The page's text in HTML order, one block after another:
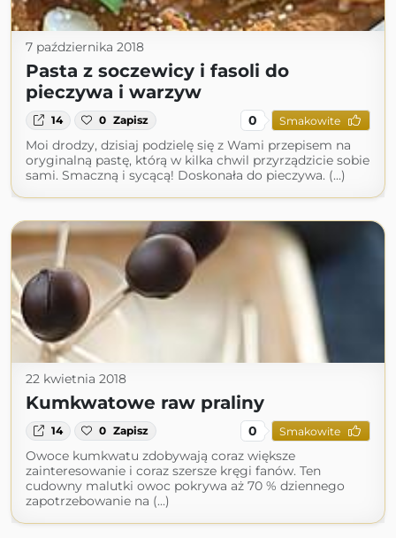
7 października 2018
Pasta z soczewicy i fasoli do
pieczywa i warzyw
14 0 Zapisz 0 Smakowite
Moi drodzy, dzisiaj podzielę się z Wami przepisem na
oryginalną pastę, którą w kilka chwil przyrządzicie sobie
sami. Smaczną i sycącą! Doskonała do pieczywa. (...)
22 kwietnia 2018
Kumkwatowe raw praliny
14 0 Zapisz 0 Smakowite
Owoce kumkwatu zdobywają coraz większe
zainteresowanie i coraz szersze kręgi fanów. Ten
cudowny malutki owoc pokrywa aż 70 % dziennego
zapotrzebowanie na (...)